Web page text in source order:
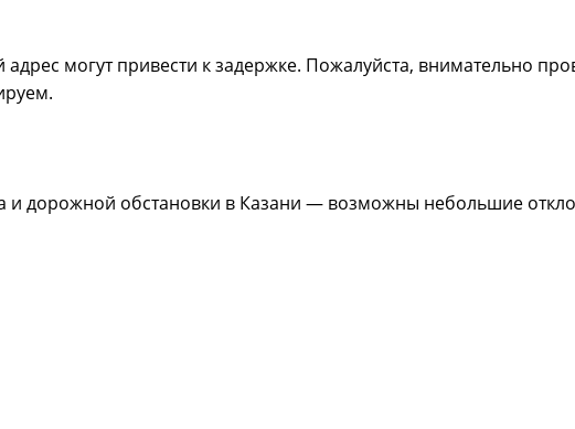
могут привести к задержке. Пожалуйста, внимательно
и дорожной обстановки в Казани — возможны небольшие